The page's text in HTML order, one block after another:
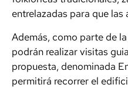
entrelazadas para que
Además, como parte de
podrán realizar visitas
propuesta, denominada
permitirá recorrer el